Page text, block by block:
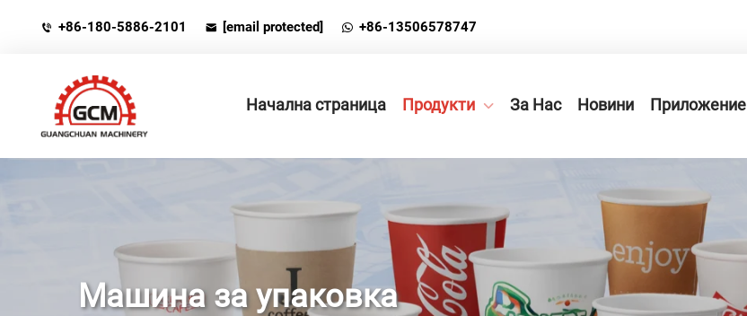
+86-180-5886-2101 [email protected] +86-13506578747
Начална страница Продукти За Нас Новини Приложение
Машина за упаковка